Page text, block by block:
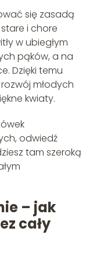
się zasadą
i chore
w ubiegłym
pąków, a na
Dzięki temu
młodych
kwiaty.
odwiedź
tam szeroką
– jak
cały